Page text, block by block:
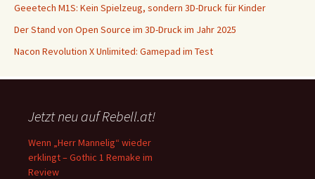
Geeetech M1S: Kein Spielzeug, sondern 3D-Druck für Kinder
Der Stand von Open Source im 3D-Druck im Jahr 2025
Nacon Revolution X Unlimited: Gamepad im Test
Jetzt neu auf Rebell.at!
Wenn „Herr Mannelig“ wieder
erklingt – Gothic 1 Remake im
Review